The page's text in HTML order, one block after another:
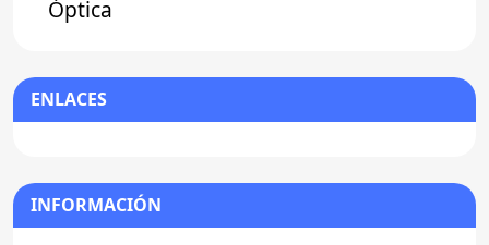
Óptica
ENLACES
INFORMACIÓN